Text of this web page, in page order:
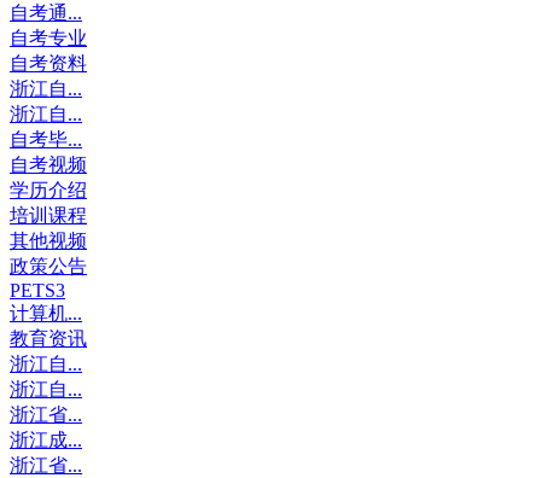
自考通...
自考专业
自考资料
浙江自...
浙江自...
自考毕...
自考视频
学历介绍
培训课程
其他视频
政策公告
PETS3
计算机...
教育资讯
浙江自...
浙江自...
浙江省...
浙江成...
浙江省...